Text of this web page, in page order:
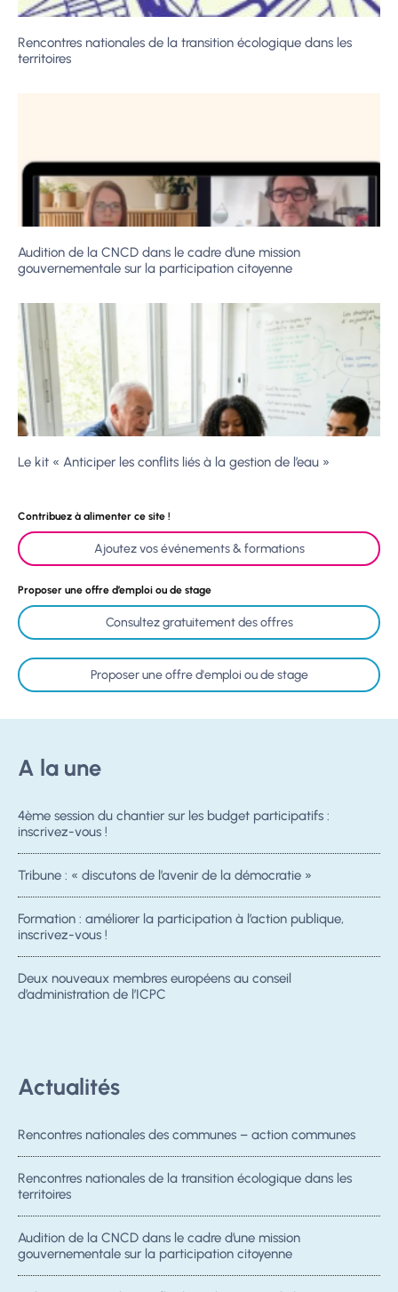
Rencontres nationales de la transition écologique dans les
territoires
Audition de la CNCD dans le cadre d’une mission
gouvernementale sur la participation citoyenne
Le kit « Anticiper les conflits liés à la gestion de l’eau »
Contribuez à alimenter ce site !
Ajoutez vos événements & formations
Proposer une offre d’emploi ou de stage
Consultez gratuitement des offres
Proposer une offre d'emploi ou de stage
A la une
4ème session du chantier sur les budget participatifs :
inscrivez-vous !
Tribune : « discutons de l’avenir de la démocratie »
Formation : améliorer la participation à l’action publique,
inscrivez-vous !
Deux nouveaux membres européens au conseil
d’administration de l’ICPC
Actualités
Rencontres nationales des communes – action communes
Rencontres nationales de la transition écologique dans les
territoires
Audition de la CNCD dans le cadre d’une mission
gouvernementale sur la participation citoyenne